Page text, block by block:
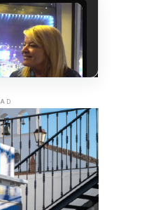
COLOMBINAS